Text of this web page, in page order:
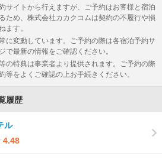
サイトから行えますが、ご予約はお客様と宿泊
ため、株式会社カカクコムは契約の不履行や損
ます。
に変動しています。ご予約の際は各宿泊予約サ
で最新の情報をご確認ください。
の特典は事業者より提供されます。ご予約の際
等をよくご確認の上お手続きください。
履歴
ル
4.48